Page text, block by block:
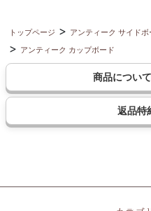
トップページ
アンティーク サイド
アンティーク カップボード
商品につい
返品特